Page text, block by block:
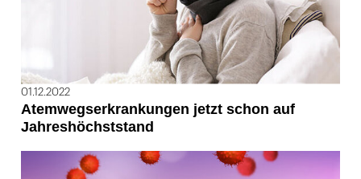
01.12.2022
Atemwegserkrankungen jetzt schon auf
Jahreshöchststand